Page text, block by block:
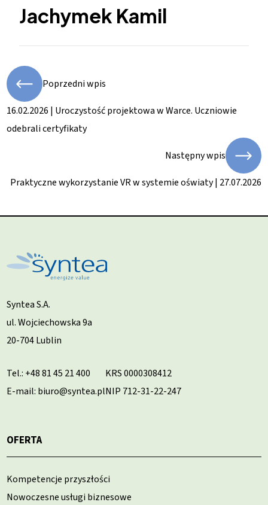
Jachymek Kamil
Poprzedni wpis
16.02.2026 | Uroczystość projektowa w Warce. Uczniowie
odebrali certyfikaty
Następny wpis
Praktyczne wykorzystanie VR w systemie oświaty | 27.07.2026
Syntea S.A.
ul. Wojciechowska 9a
20-704 Lublin
Tel.: +48 81 45 21 400
E-mail: biuro@syntea.pl
KRS 0000308412
NIP 712-31-22-247
OFERTA
Kompetencje przyszłości
Nowoczesne usługi biznesowe